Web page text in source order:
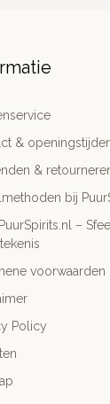
&
&
bij
–
voorwaarden
Policy